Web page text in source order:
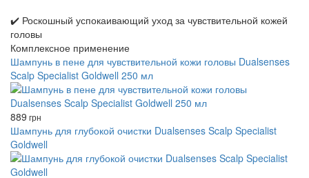
✔️ Роскошный успокаивающий уход за чувствительной кожей
головы
Комплексное применение
Шампунь в пене для чувствительной кожи головы Dualsenses
Scalp Specialist Goldwell 250 мл
889 грн
Шампунь для глубокой очистки Dualsenses Scalp Specialist
Goldwell